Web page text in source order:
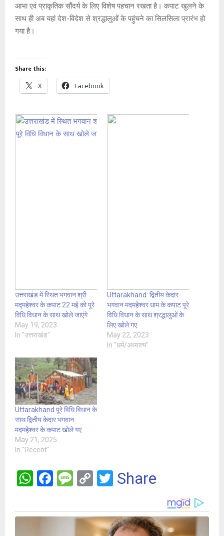
आभा एवं प्राकृतिक सौंदर्य के लिए विशेष पहचान रखता है। कपाट खुलने के
साथ ही अब यहां देश-विदेश से श्रद्धालुओं के पहुंचने का सिलसिला प्रारंभ हो
गया है।
Share this:
X Facebook
उत्तराखंड में स्थित भगवान श्री
मद्महेश्वर के कपाट 22 मई को पूरे
विधि विधान के साथ खोले जाएंगे
May 19, 2023
In "उत्तराखंड"
Uttarakhand: द्वितीय केदार
भगवान मदमहेश्वर धाम के कपाट पूरे
विधि विधान के साथ श्रद्धालुओं के
लिए खोले गए
May 22, 2023
In "धर्म/अध्यात्म"
Uttarakhand पूरे विधि विधान के
साथ द्वितीय केदार भगवान
मदमहेश्वर के कपाट खोले गए
May 21, 2025
In "Recent"
W
at
F
ce
M
s
a
C
py
Li
T
tt
er
Share